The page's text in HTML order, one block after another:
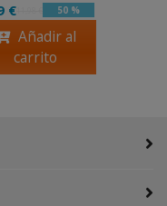
€ 50 %
Añadir al
carrito